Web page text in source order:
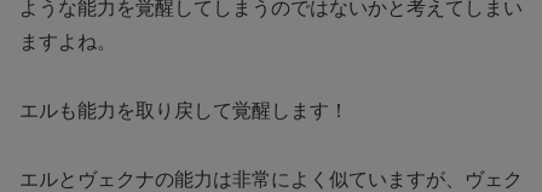
ような能力を覚醒してしまうのではないかと考えてしまい
ますよね。
エルも能力を取り戻して覚醒します！
エルとヴェクナの能力は非常によく似ていますが、ヴェク